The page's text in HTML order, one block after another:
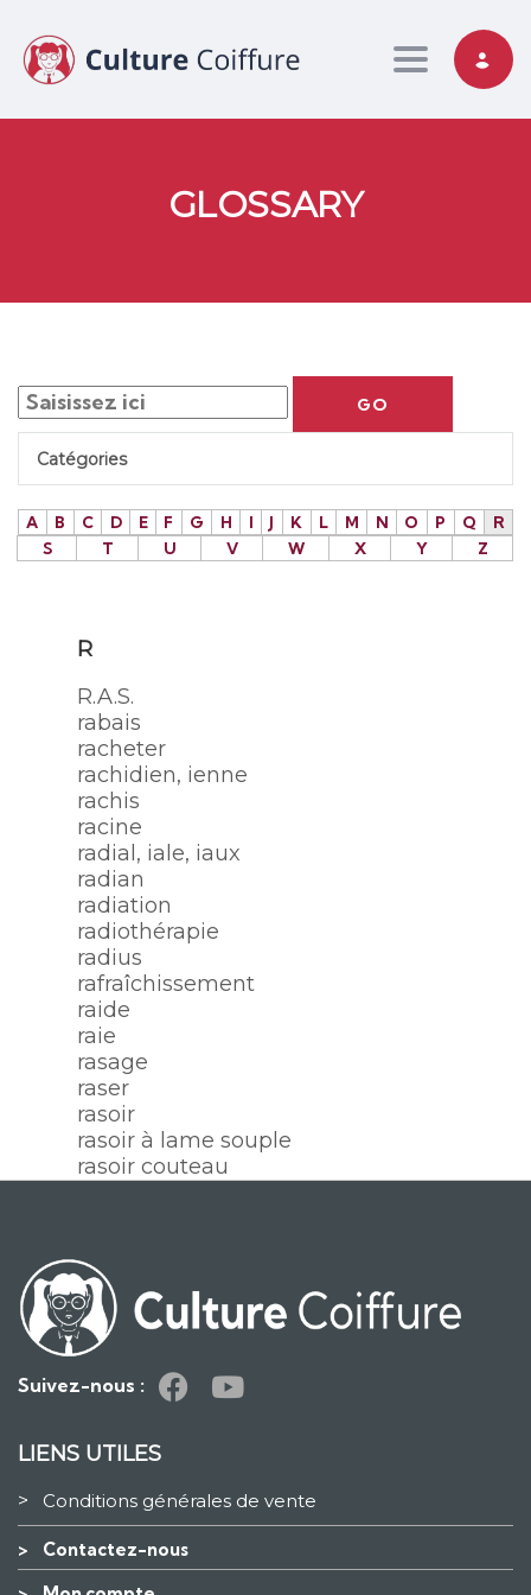
Toggle
GLOSSARY
GO
Catégories
A B C D E F G H I J K L M N O P Q
R
S
T U V W X Y Z
R
R.A.S.
rabais
racheter
rachidien, ienne
rachis
racine
radial, iale, iaux
radian
radiation
radiothérapie
radius
rafraîchissement
raide
raie
rasage
raser
rasoir
rasoir à lame souple
rasoir couteau
Suivez-nous :
LIENS UTILES
> Conditions générales de vente
> Contactez-nous